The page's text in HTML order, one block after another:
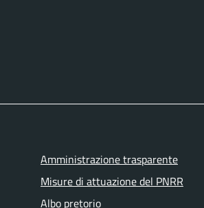
Amministrazione trasparente
Misure di attuazione del PNRR
Albo pretorio